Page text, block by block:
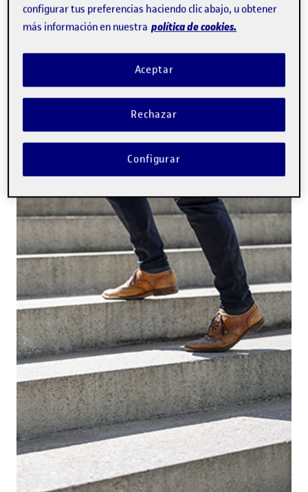
configurar tus preferencias haciendo clic abajo, u obtener
más información en nuestra política de cookies.
Rechazar
Aceptar
Configurar